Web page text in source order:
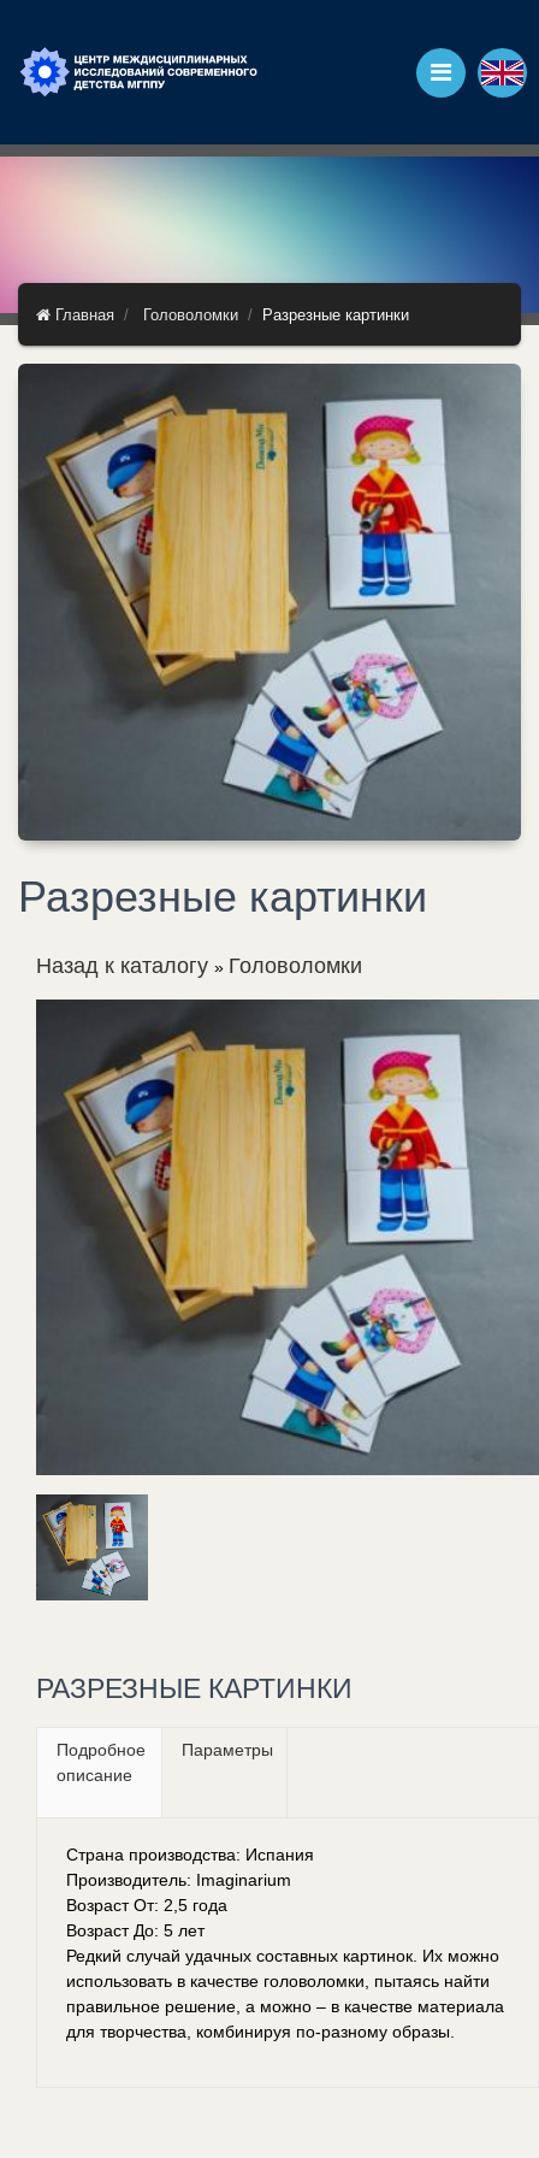
Главная Головоломки Разрезные картинки
Разрезные картинки
Назад к каталогу Головоломки
РАЗРЕЗНЫЕ КАРТИНКИ
Подробное
описание
Параметры
Страна производства: Испания
Производитель: Imaginarium
Возраст От: 2,5 года
Возраст До: 5 лет
Редкий случай удачных составных картинок. Их можно
использовать в качестве головоломки, пытаясь найти
правильное решение, а можно – в качестве материала
для творчества, комбинируя по-разному образы.